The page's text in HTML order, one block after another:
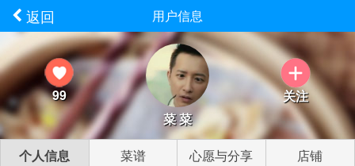
返回 用户信息
99
菜 菜
关注
个人信息 菜谱 心愿与分享
店铺